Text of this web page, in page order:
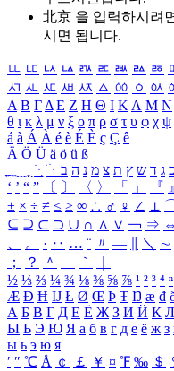
北京 을 입력하시려
시면 됩니다.
ㅥ ㅦ ㅧ ㅨ ㅩ ㅪ ㅫ ㅬ ㅭ
ㅺ ㅻ ㅼ ㅽ ㅾ ㅿ ㆀ ㆁ ㆂ
Α Β ΓΔ Ε Ζ Η Θ Ι ΚΛ Μ Ν
θ ι κ λ μ ν ξ ο π ρ σ τ υ φ χ ψ
á à Á À é è É È ç Ç ê
Ä Ö Ü ä ö ü ß
ִֶֹ ֻּ ׁׂ כ ג ד ש ץ ת צ מ נ ה ב
‘ ’ “ ” 〔 〕 〈 〉 「 」 『 』
± × ÷ ≠ ≤ ≥ ∞ ∴ ♂ ♀ ∠ ⊥
⊆ ⊇ ⊂ ⊃ ∪ ∩ ∧ ∨ ￢ ⇒ ⇔
、
。 · ‥ … ¨ 〃 ― ＼ ∼
；
？ ＾ ｀
½ ⅓ ⅔ ¼ ¾ ⅛ ⅜ ⅝ ⅞ ¹ ² ³ ⁴ ⁿ
Æ Ð Ħ Ĳ Ł Ø Œ Þ Ŧ Ŋ æ đ
А Б В Г Д Е Ё Ж З И Й К Л
Ы Ь Э Ю Я а б в г д е ё ж з
ы ь э ю я
′ ″ ℃ Å ￠ ￡ ￥ ¤ ℉ ‰ ＄